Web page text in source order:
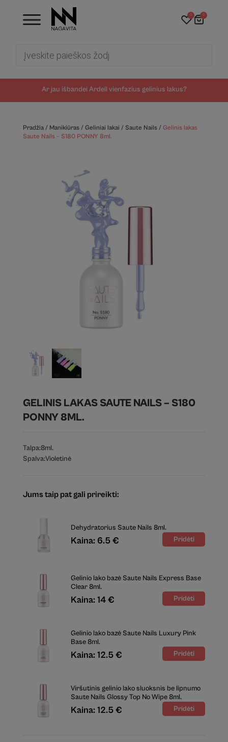
Ar jau išbandei Ardell vienfazius gelinius lakus?
0 0
Pradžia/ Manikiūras/ Geliniai lakai / Saute Nails/ Gelinis lakas
Saute Nails – S180 PONNY 8ml.
GELINIS LAKAS SAUTE NAILS – S180
PONNY 8ML.
Talpa:8ml.
Spalva:Violetinė
Jums taip pat gali prireikti:
Dehydratorius Saute Nails 8ml.
Kaina: 6.5 €
Gelinio lako bazė Saute Nails Express Base
Clear 8ml.
Kaina: 14 €
Gelinio lako bazė Saute Nails Luxury Pink
Base 8ml.
Kaina: 12.5 €
Viršutinis gelinio lako sluoksnis be lipnumo
Saute Nails Glossy Top No Wipe 8ml.
Kaina: 12.5 €